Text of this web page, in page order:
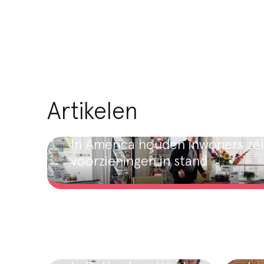
Artikelen
In America houden inwoners
voorzieningen in stand